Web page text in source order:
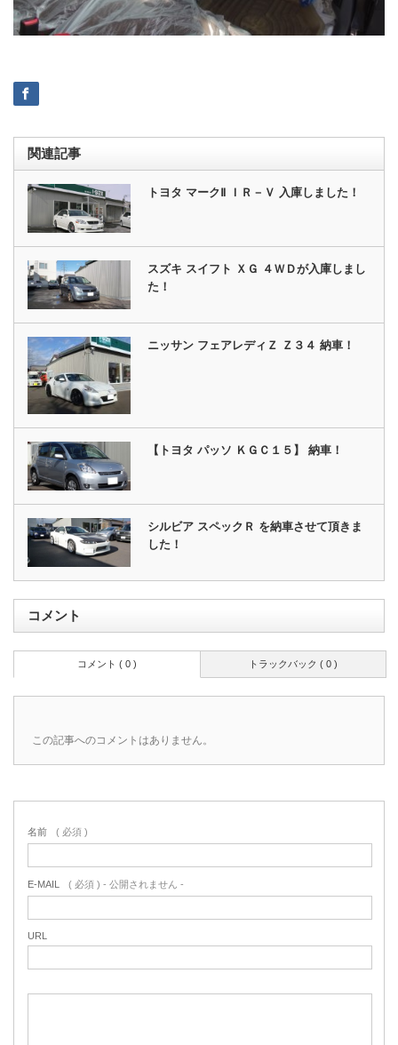
関連記事
トヨタ マークⅡ ＩＲ－Ｖ 入庫しました！
スズキ スイフト ＸＧ ４ＷＤが入庫しまし
た！
ニッサン フェアレディＺ Ｚ３４ 納車！
【トヨタ パッソ ＫＧＣ１５】 納車！
シルビア スペックＲ を納車させて頂きま
した！
コメント
トラックバック ( 0 )
コメント ( 0 )
この記事へのコメントはありません。
名前 ( 必須 )
E-MAIL ( 必須 ) - 公開されません -
URL